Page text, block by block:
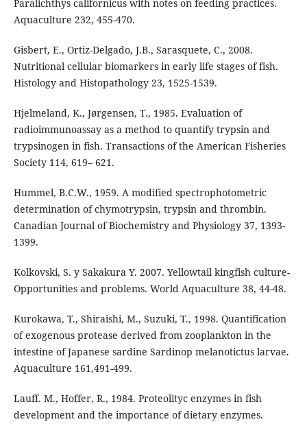
Paralichthys californicus with notes on feeding practices.
Aquaculture 232, 455-470.
Gisbert, E., Ortiz-Delgado, J.B., Sarasquete, C., 2008.
Nutritional cellular biomarkers in early life stages of fish.
Histology and Histopathology 23, 1525-1539.
Hjelmeland, K., Jørgensen, T., 1985. Evaluation of
radioimmunoassay as a method to quantify trypsin and
trypsinogen in fish. Transactions of the American Fisheries
Society 114, 619– 621.
Hummel, B.C.W., 1959. A modified spectrophotometric
determination of chymotrypsin, trypsin and thrombin.
Canadian Journal of Biochemistry and Physiology 37, 1393-
1399.
Kolkovski, S. y Sakakura Y. 2007. Yellowtail kingfish culture-
Opportunities and problems. World Aquaculture 38, 44-48.
Kurokawa, T., Shiraishi, M., Suzuki, T., 1998. Quantification
of exogenous protease derived from zooplankton in the
intestine of Japanese sardine Sardinop melanotictus larvae.
Aquaculture 161,491-499.
Lauff. M., Hoffer, R., 1984. Proteolityc enzymes in fish
development and the importance of dietary enzymes.